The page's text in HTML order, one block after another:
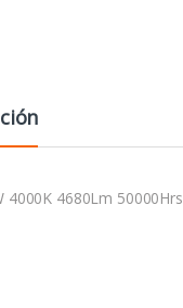
4000K 4680Lm 50000Hrs